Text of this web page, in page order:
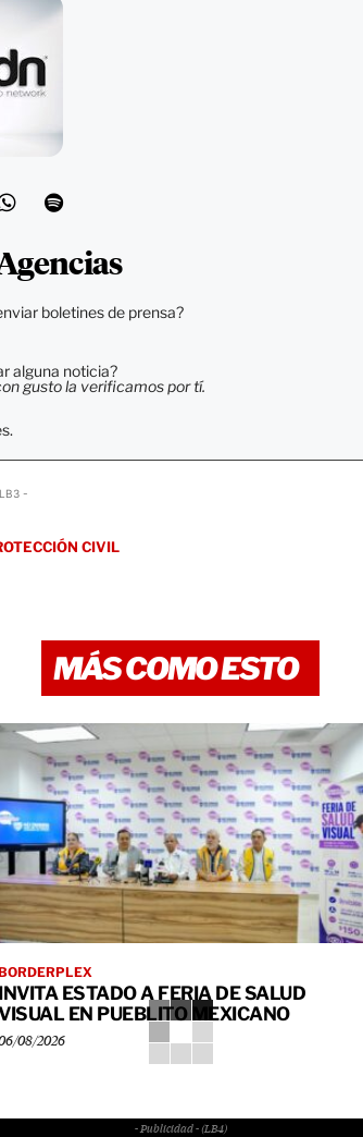
boletines de prensa?
alguna noticia?
gusto la verificamos por tí.
-
CIVIL
MÁS COMO ESTO
INVITA ESTADO A FERIA DE SALUD
EN PUEBLITO MEXICANO
08/2026
- Publicidad - (LB4)